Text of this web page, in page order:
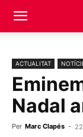
ACTUALITAT
Nadal
Per Marc Clapés -